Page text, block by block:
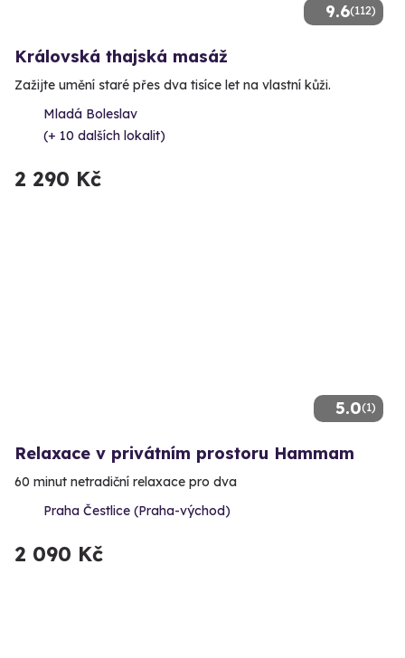
9.6(112)
Královská thajská masáž
Zažijte umění staré přes dva tisíce let na vlastní kůži.
Mladá Boleslav
(+ 10 dalších lokalit)
2 290 Kč
5.0(1)
Relaxace v privátním prostoru Hammam
60 minut netradiční relaxace pro dva
Praha Čestlice (Praha-východ)
2 090 Kč